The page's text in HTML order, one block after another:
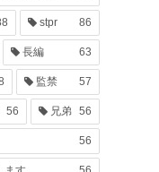
stpr 86
長編 63
監禁 57
56 兄弟 56
56